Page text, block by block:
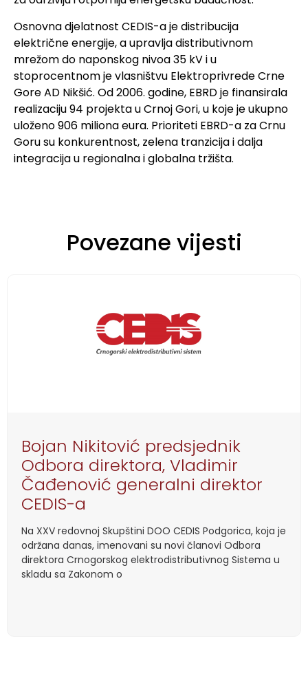
Osnovna djelatnost CEDIS-a je distribucija
električne energije, a upravlja distributivnom
mrežom do naponskog nivoa 35 kV i u
stoprocentnom je vlasništvu Elektroprivrede Crne
Gore AD Nikšić. Od 2006. godine, EBRD je finansirala
realizaciju 94 projekta u Crnoj Gori, u koje je ukupno
uloženo 906 miliona eura. Prioriteti EBRD-a za Crnu
Goru su konkurentnost, zelena tranzicija i dalja
integracija u regionalna i globalna tržišta.
Povezane vijesti
Bojan Nikitović predsjednik
Odbora direktora, Vladimir
Čađenović generalni direktor
CEDIS-a
Na XXV redovnoj Skupštini DOO CEDIS Podgorica, koja je
održana danas, imenovani su novi članovi Odbora
direktora Crnogorskog elektrodistributivnog Sistema u
skladu sa Zakonom o